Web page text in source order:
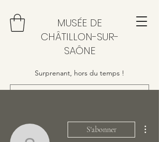
MUSÉE DE
CHÂTILLON-SUR-
SAÔNE
Surprenant, hors du temps !
S'abonner